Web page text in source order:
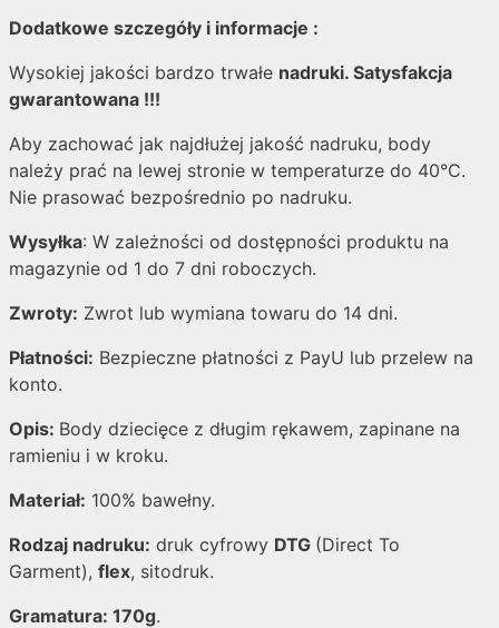
Dodatkowe szczegóły i informacje :
Wysokiej jakości bardzo trwałe nadruki. Satysfakcja
gwarantowana !!!
Aby zachować jak najdłużej jakość nadruku, body
należy prać na lewej stronie w temperaturze do 40°C.
Nie prasować bezpośrednio po nadruku.
Wysyłka: W zależności od dostępności produktu na
magazynie od 1 do 7 dni roboczych.
Zwroty: Zwrot lub wymiana towaru do 14 dni.
Płatności: Bezpieczne płatności z PayU lub przelew na
konto.
Opis: Body dziecięce z długim rękawem, zapinane na
ramieniu i w kroku.
Materiał: 100% bawełny.
Rodzaj nadruku: druk cyfrowy DTG (Direct To
Garment), flex, sitodruk.
Gramatura: 170g.